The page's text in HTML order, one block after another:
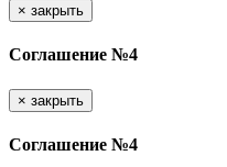
× закрыть
Соглашение №4
× закрыть
Соглашение №4